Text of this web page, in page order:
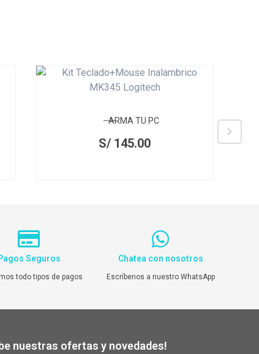
ARMA TU PC
S/ 145.00
Seguros
todo tipos de pagos
Chatea con nosotros
Escríbenos a nuestro WhatsApp
nuestras ofertas y novedades!